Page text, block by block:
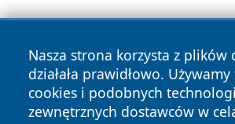
Nasza strona korzysta z plików
działała prawidłowo.
cookies i podobnych
zewnętrznych dostawców w
Copyright © 2026 przemyslonline.pl